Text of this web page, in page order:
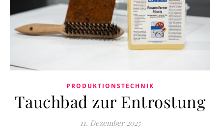
PRODUKTIONSTECHNIK
Tauchbad zur Entrostung
11. Dezember 2025